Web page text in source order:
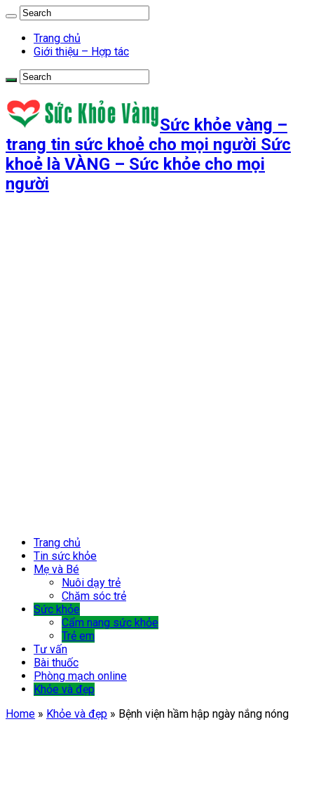
Trang chủ
Giới thiệu – Hợp tác
Sức khỏe vàng –
trang tin sức khoẻ cho mọi người Sức
khoẻ là VÀNG – Sức khỏe cho mọi
người
Trang chủ
Tin sức khỏe
Mẹ và Bé
Nuôi dạy trẻ
Chăm sóc trẻ
Sức khỏe
Cẩm nang sức khỏe
Trẻ em
Tư vấn
Bài thuốc
Phòng mạch online
Khỏe và đẹp
Home » Khỏe và đẹp » Bệnh viện hầm hập ngày nắng nóng